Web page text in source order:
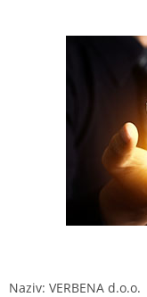
Naziv: VERBENA d.o.o.